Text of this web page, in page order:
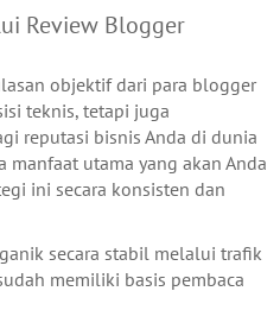
Review Blogger
objektif dari para blogger
teknis, tetapi juga
reputasi bisnis Anda di dunia
manfaat utama yang akan Anda
ini secara konsisten dan
secara stabil melalui trafik
memiliki basis pembaca